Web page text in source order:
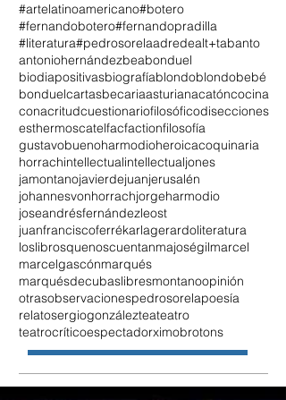
#artelatinoamericano#botero
#fernandobotero#fernandopradilla
#literatura#pedrosorelaadredealt+tabanto
antoniohernándezbeabonduel
biodiapositivasbiografíablondoblondobebé
bonduelcartasbecariaasturianacatóncocina
conacritudcuestionariofilosóficodisecciones
esthermoscatelfacfactionfilosofía
gustavobuenoharmodioheroicacoquinaria
horrachintellectualintellectualjones
jamontanojavierdejuanjerusalén
johannesvonhorrachjorgeharmodio
joseandrésfernándezleost
juanfranciscoferrékarlagerardoliteratura
loslibrosquenoscuentanmajoségilmarcel
marcelgascónmarqués
marquésdecubaslibresmontanoopinión
otrasobservacionespedrosorelapoesía
relatosergiogonzálezteateatro
teatrocríticoespectadorximobrotons